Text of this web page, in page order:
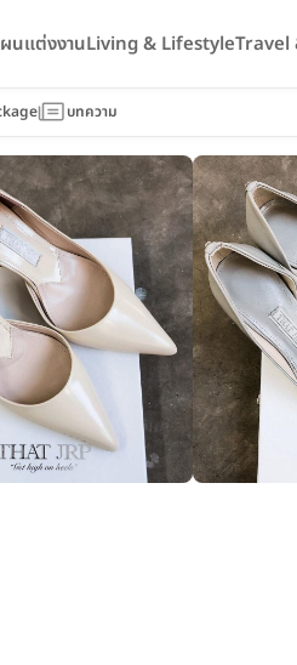
นแต่งงานLiving & LifestyleTravel
บทความ